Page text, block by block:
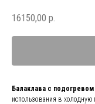
16150,00 р.
Балаклава с подогревом
использования в холодную